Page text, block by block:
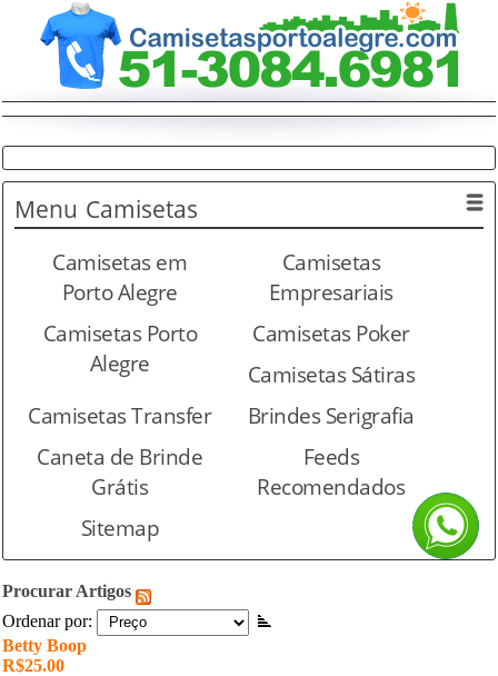
Menu Camisetas
Camisetas em
Porto Alegre
Camisetas
Empresariais
Camisetas Porto
Alegre
Camisetas Poker
Camisetas Sátiras
Camisetas Transfer
Brindes Serigrafia
Caneta de Brinde
Grátis
Feeds
Recomendados
Sitemap
Procurar Artigos
Ordenar por:
Betty Boop
R$25.00